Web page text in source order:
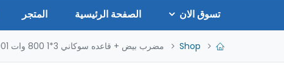
تسوق الان الصفحة الرئيسية المتجر
Shop مضرب بيض + قاعده سوكاني 3*1 800 وات SK-02001